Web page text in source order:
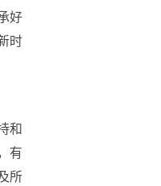
好
时
和
有
所